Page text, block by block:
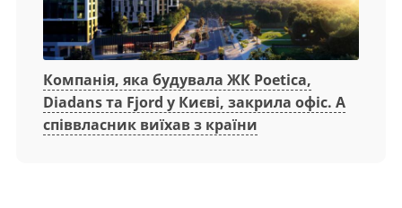
Компанія, яка будувала ЖК Poetica,
Diadans та Fjord у Києві, закрила офіс. А
співвласник виїхав з країни